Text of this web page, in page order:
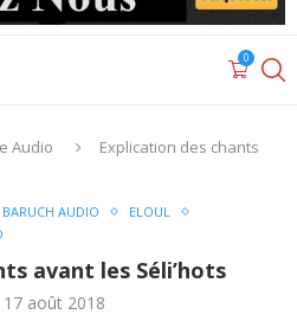
0
Audio
Explication des chants
AUDIO
ELOUL
avant les Séli’hots
17 août 2018